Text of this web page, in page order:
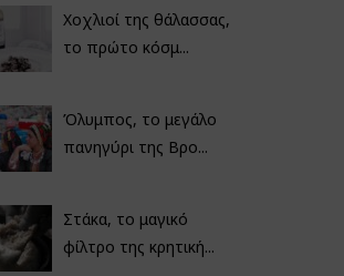
Χοχλιοί της θάλασσας,
το πρώτο κόσμ...
Όλυμπος, το μεγάλο
πανηγύρι της Βρο...
Στάκα, το μαγικό
φίλτρο της κρητική...